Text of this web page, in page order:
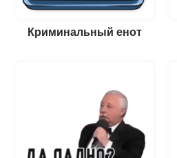
Криминальный енот